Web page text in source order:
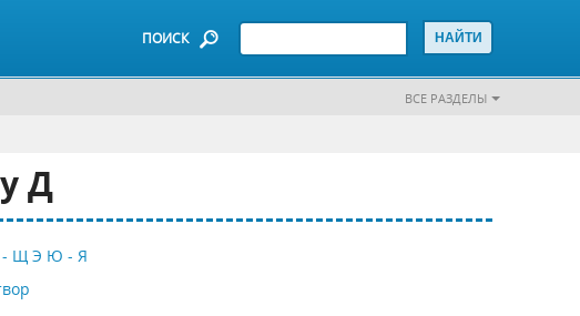
ПОИСК
ВСЕ РАЗДЕЛЫ
Д
- Щ Э Ю - Я